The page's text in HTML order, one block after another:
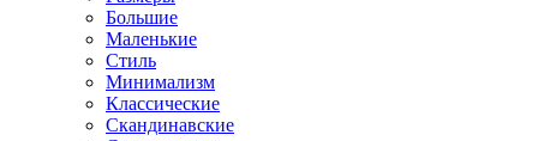
Большие
Маленькие
Стиль
Минимализм
Классические
Скандинавские